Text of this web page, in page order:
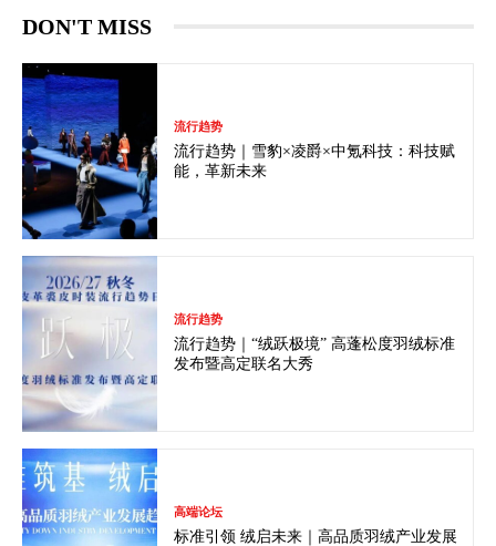
DON'T MISS
流行趋势
流行趋势｜雪豹×凌爵×中氪科技：科技赋
能，革新未来
流行趋势
流行趋势｜“绒跃极境” 高蓬松度羽绒标准
发布暨高定联名大秀
高端论坛
标准引领 绒启未来｜高品质羽绒产业发展